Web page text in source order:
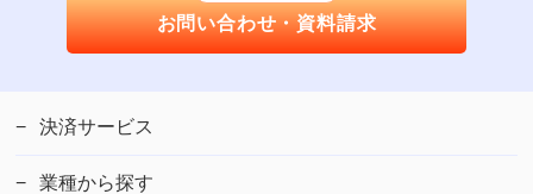
お問い合わせ・資料請求
決済サービス
業種から探す